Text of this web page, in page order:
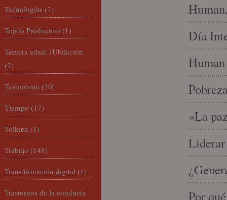
Día
«La
Liderar
Por
Tecnologías (2)
Tejido Productivo (1)
Tercera edad; JUbilación
(2)
Testimonio (10)
Tiempo (17)
Tolkien (1)
Trabajo (148)
Transformación digital (1)
Trastornos de la conducta